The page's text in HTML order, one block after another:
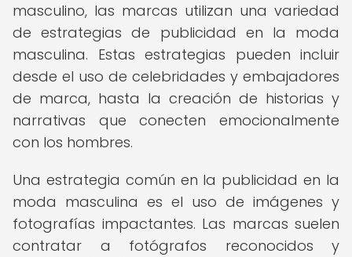
masculino, las marcas utilizan una variedad
de estrategias de publicidad en la moda
masculina. Estas estrategias pueden incluir
desde el uso de celebridades y embajadores
de marca, hasta la creación de historias y
narrativas que conecten emocionalmente
con los hombres.
Una estrategia común en la publicidad en la
moda masculina es el uso de imágenes y
fotografías impactantes. Las marcas suelen
contratar a fotógrafos reconocidos y